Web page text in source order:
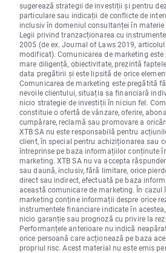
sugerează strategii de investiții și pentru
particulare sau indicații de conflicte de
inclusiv în domeniul consultanței în
Legii privind tranzacționarea cu
2005 (de ex. Journal of Laws 2019,
modificat). Comunicarea de marketing
mare diligență, obiectivitate, prezintă
data pregătirii și este lipsită de orice
Comunicarea de marketing este pregătită
nevoile clientului, situația sa financiară
nicio strategie de investiții în niciun fel.
constituie o ofertă de vânzare, oferire,
cumpărare, reclamă sau promovare a
XTB SA nu este responsabilă pentru
client, în special pentru achiziționarea sau
întreprinse pe baza informațiilor conținute
marketing. XTB SA nu va accepta
sau daună, inclusiv, fără limitare, orice
direct sau indirect, efectuată pe baza
această comunicare de marketing. În cazul
marketing conține informații despre orice
instrumentele financiare indicate în
nicio garanție sau prognoză cu privire la
Performanțele anterioare nu indică
orice persoană care acționează pe baza
propriul risc. Acest material nu este emis